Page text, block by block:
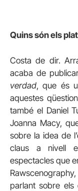
Quins són els
Costa de dir.
acaba de
verdad, que és
aquestes
també el Daniel
Joanna Macy,
sobre la idea de
claus a nivell
espectacles que
parlant sobre